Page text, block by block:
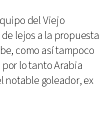
del Viejo
lejos a la propuesta
como así tampoco
lo tanto Arabia
notable goleador, ex